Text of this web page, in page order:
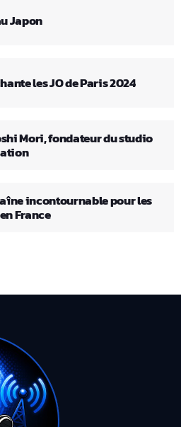
Japon
les JO de Paris 2024
Mori, fondateur du studio
incontournable pour les
France